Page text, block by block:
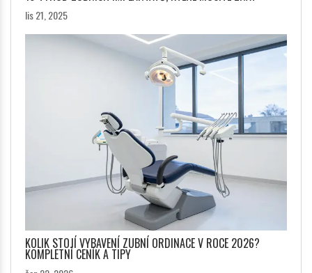
lis 21, 2025
KOLIK STOJÍ VYBAVENÍ ZUBNÍ ORDINACE V ROCE 2026?
KOMPLETNÍ CENÍK A TIPY